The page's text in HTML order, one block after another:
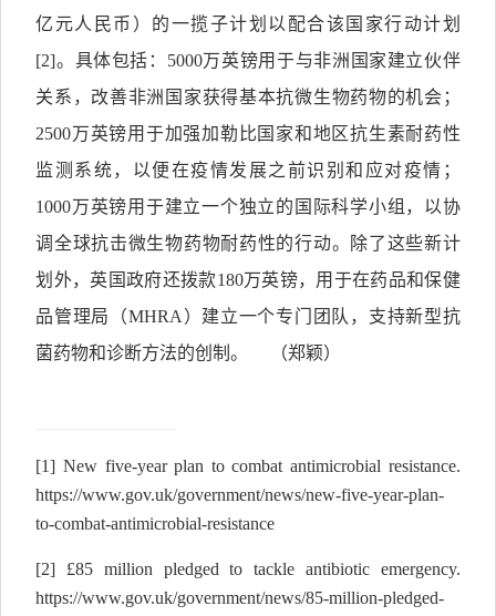
亿元人民币）的一揽子计划以配合该国家行动计划
[2]。具体包括：5000万英镑用于与非洲国家建立伙伴
关系，改善非洲国家获得基本抗微生物药物的机会；
2500万英镑用于加强加勒比国家和地区抗生素耐药性
监测系统，以便在疫情发展之前识别和应对疫情；
1000万英镑用于建立一个独立的国际科学小组，以协
调全球抗击微生物药物耐药性的行动。除了这些新计
划外，英国政府还拨款180万英镑，用于在药品和保健
品管理局（MHRA）建立一个专门团队，支持新型抗
菌药物和诊断方法的创制。 （郑颖）
[1] New five-year plan to combat antimicrobial resistance.
https://www.gov.uk/government/news/new-five-year-plan-
to-combat-antimicrobial-resistance
[2] £85 million pledged to tackle antibiotic emergency.
https://www.gov.uk/government/news/85-million-pledged-